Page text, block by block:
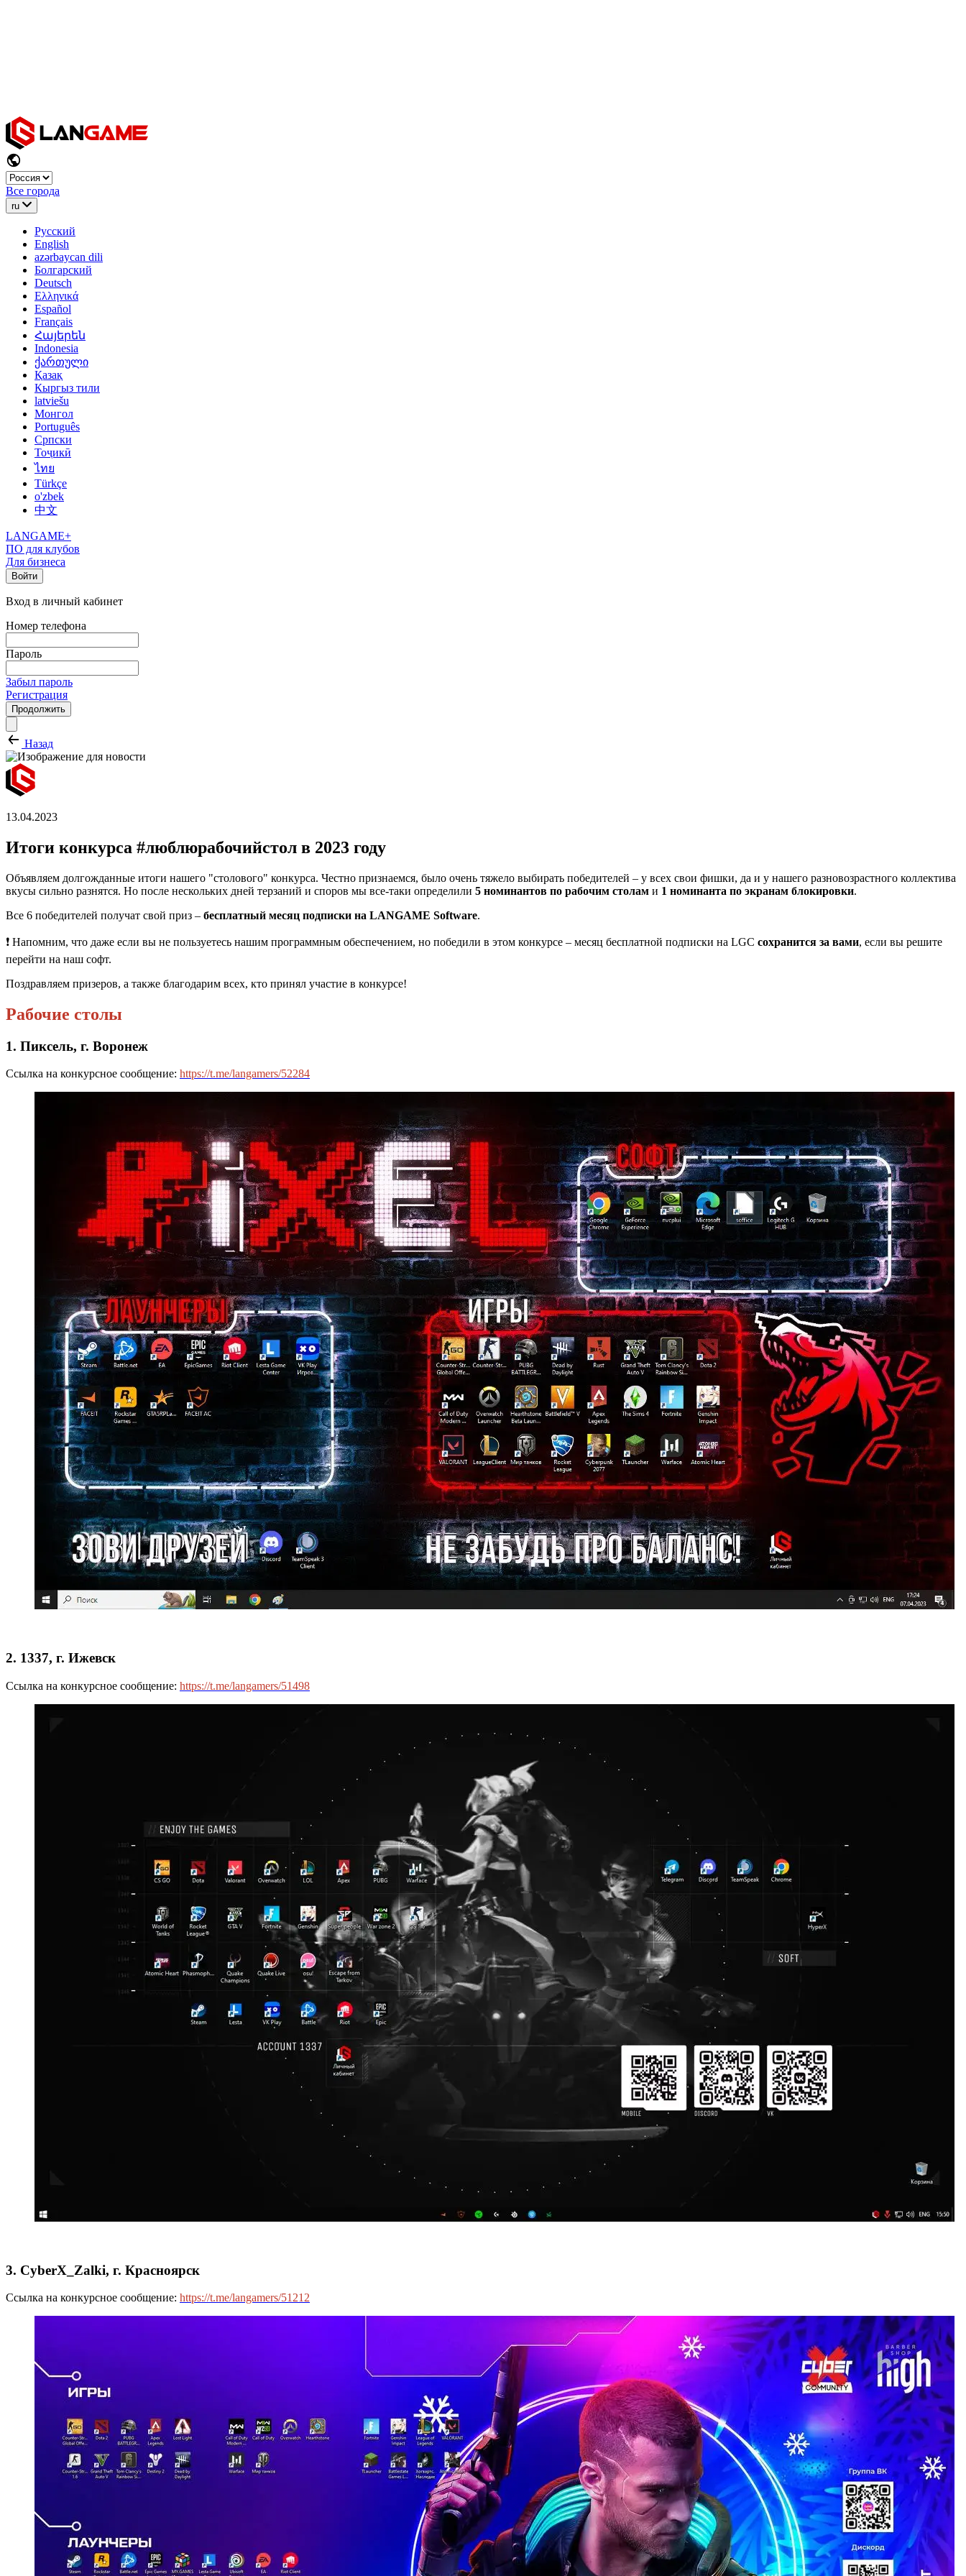
Все города
ru
Русский
English
azərbaycan dili
Болгарский
Deutsch
Ελληνικά
Español
Français
Հայերեն
Indonesia
ქართული
Қазақ
Кыргыз тили
latviešu
Монгол
Português
Српски
Тоҷикӣ
ไทย
Türkçe
o'zbek
中文
LANGAME+
ПО для клубов
Для бизнеса
Войти
Вход в личный кабинет
Номер телефона
Пароль
Забыл пароль
Регистрация
Продолжить
Назад
13.04.2023
Итоги конкурса #люблюрабочийстол в 2023 году
Объявляем долгожданные итоги нашего "столового" конкурса. Честно признаемся, было очень тяжело выбирать победителей – у всех свои фишки, да и у нашего разновозрастного коллектива
вкусы сильно разнятся. Но после нескольких дней терзаний и споров мы все-таки определили 5 номинантов по рабочим столам и 1 номинанта по экранам блокировки.
Все 6 победителей получат свой приз – бесплатный месяц подписки на LANGAME Software.
❗️ Напомним, что даже если вы не пользуетесь нашим программным обеспечением, но победили в этом конкурсе – месяц бесплатной подписки на LGC сохранится за вами, если вы решите
перейти на наш софт.
Поздравляем призеров, а также благодарим всех, кто принял участие в конкурсе!
Рабочие столы
1. Пиксель, г. Воронеж
Ссылка на конкурсное сообщение: https://t.me/langamers/52284
2. 1337, г. Ижевск
Ссылка на конкурсное сообщение: https://t.me/langamers/51498
3. CyberX_Zalki, г. Красноярск
Ссылка на конкурсное сообщение: https://t.me/langamers/51212